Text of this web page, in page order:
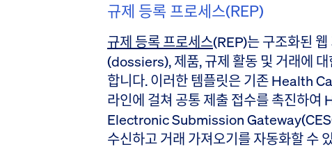
규제 등록 프로세스(REP)
규제 등록 프로세스(REP)는 구조화된
(dossiers), 제품, 규제 활동 및 거래에
합니다. 이러한 템플릿은 기존 Health
라인에 걸쳐 공통 제출 접수를 촉진하
Electronic Submission
수신하고 거래 가져오기를 자동화할 수